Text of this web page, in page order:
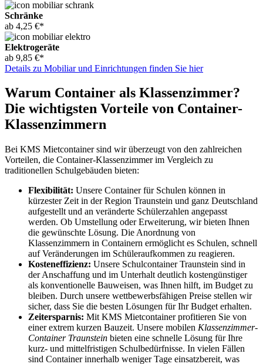
Schränke
ab 4,25 €*
Elektrogeräte
ab 9,85 €*
Details zu Mobiliar und Einrichtungen finden Sie hier
Warum Container als Klassenzimmer?
Die wichtigsten Vorteile von Container-
Klassenzimmern
Bei KMS Mietcontainer sind wir überzeugt von den zahlreichen
Vorteilen, die Container-Klassenzimmer im Vergleich zu
traditionellen Schulgebäuden bieten:
Flexibilität: Unsere Container für Schulen können in
kürzester Zeit in der Region Traunstein und ganz Deutschland
aufgestellt und an veränderte Schülerzahlen angepasst
werden. Ob Umstellung oder Erweiterung, wir bieten Ihnen
die gewünschte Lösung. Die Anordnung von
Klassenzimmern in Containern ermöglicht es Schulen, schnell
auf Veränderungen im Schüleraufkommen zu reagieren.
Kosteneffizienz: Unsere Schulcontainer Traunstein sind in
der Anschaffung und im Unterhalt deutlich kostengünstiger
als konventionelle Bauweisen, was Ihnen hilft, im Budget zu
bleiben. Durch unsere wettbewerbsfähigen Preise stellen wir
sicher, dass Sie die besten Lösungen für Ihr Budget erhalten.
Zeitersparnis: Mit KMS Mietcontainer profitieren Sie von
einer extrem kurzen Bauzeit. Unsere mobilen Klassenzimmer-
Container Traunstein bieten eine schnelle Lösung für Ihre
kurz- und mittelfristigen Schulbedürfnisse. In vielen Fällen
sind Container innerhalb weniger Tage einsatzbereit, was